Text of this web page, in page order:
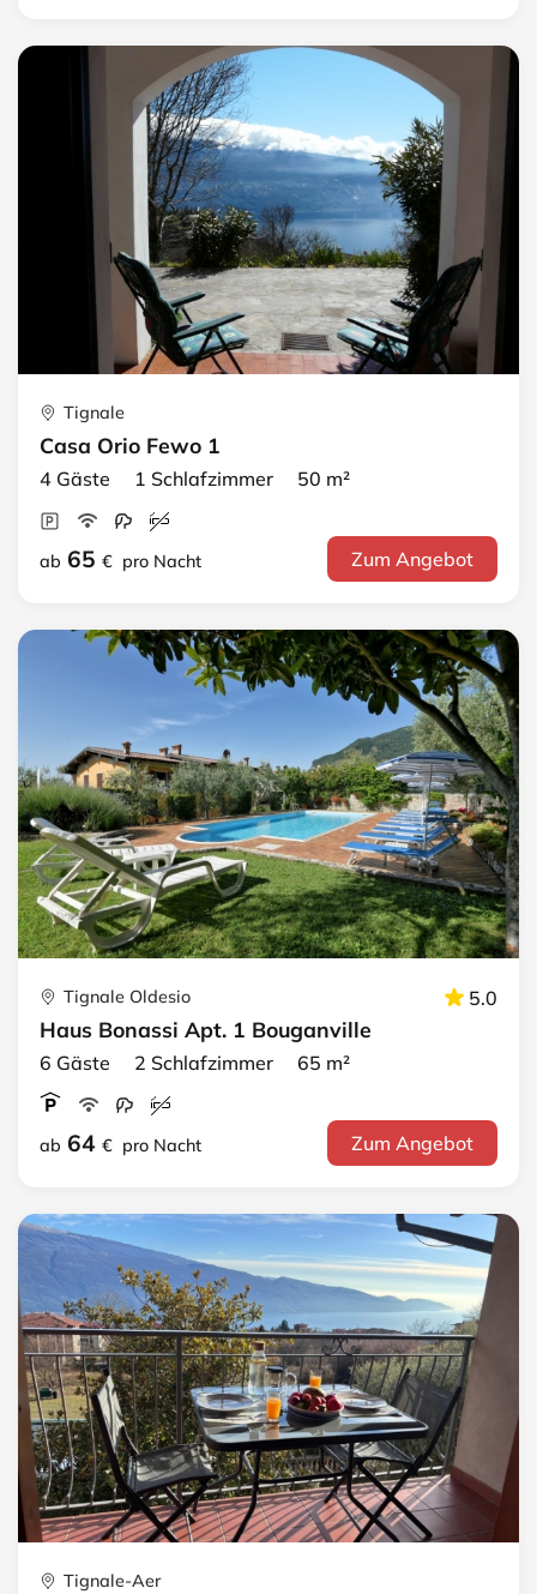
Tignale
Casa Orio Fewo 1
4 Gäste 1 Schlafzimmer 50 m²
ab 65 € pro Nacht Zum Angebot
Tignale Oldesio 5.0
Haus Bonassi Apt. 1 Bouganville
6 Gäste 2 Schlafzimmer 65 m²
ab 64 € pro Nacht Zum Angebot
Tignale-Aer